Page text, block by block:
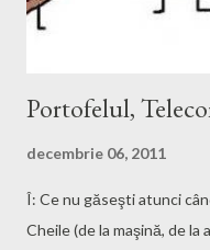
Portofelul,
decembrie 06, 2011
Î: Ce nu găseşti atunci
Cheile (de la maşină, de